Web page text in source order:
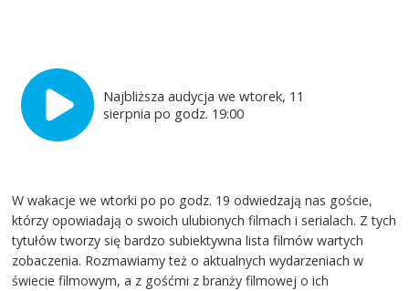
Najbliższa audycja we wtorek, 11
sierpnia po godz. 19:00
W wakacje we wtorki po po godz. 19 odwiedzają nas goście,
którzy opowiadają o swoich ulubionych filmach i serialach. Z tych
tytułów tworzy się bardzo subiektywna lista filmów wartych
zobaczenia. Rozmawiamy też o aktualnych wydarzeniach w
świecie filmowym, a z gośćmi z branży filmowej o ich